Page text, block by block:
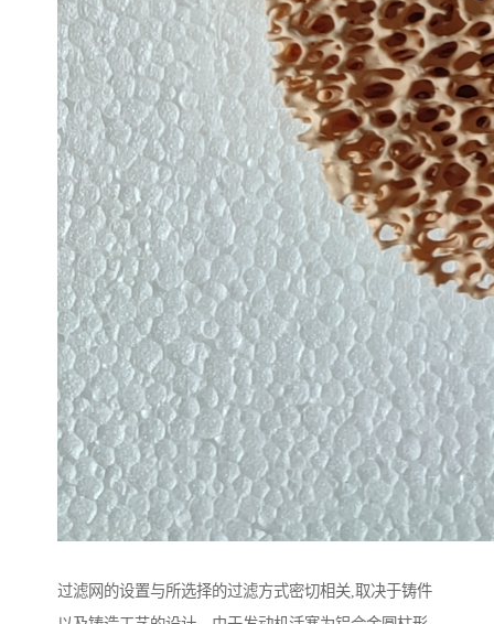
过滤网的设置与所选择的过滤方式密切相关,取决于铸件